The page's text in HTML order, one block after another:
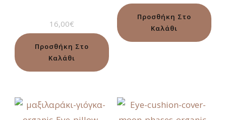
16,00€
Προσθήκη Στο
Καλάθι
από 5
Προσθήκη Στο
Καλάθι